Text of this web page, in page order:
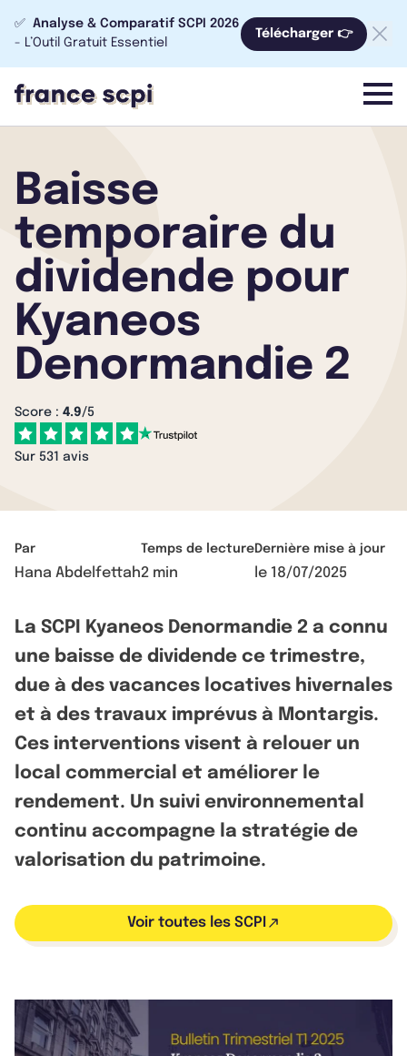
✅ Analyse & Comparatif SCPI 2026
- L’Outil Gratuit Essentiel
Télécharger 👉
menu
Baisse
temporaire du
dividende pour
Kyaneos
Denormandie 2
Score : 4.9/5
Sur 531 avis
Par
Hana Abdelfettah
Temps de lecture
2 min
Dernière mise à jour
le 18/07/2025
La SCPI Kyaneos Denormandie 2 a connu
une baisse de dividende ce trimestre,
due à des vacances locatives hivernales
et à des travaux imprévus à Montargis.
Ces interventions visent à relouer un
local commercial et améliorer le
rendement. Un suivi environnemental
continu accompagne la stratégie de
valorisation du patrimoine.
Voir toutes les SCPI